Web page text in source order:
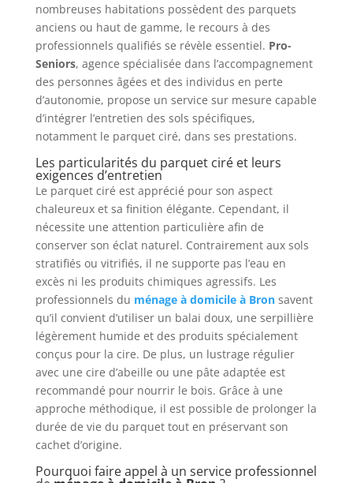
nombreuses habitations possèdent des parquets
anciens ou haut de gamme, le recours à des
professionnels qualifiés se révèle essentiel. Pro-
Seniors, agence spécialisée dans l’accompagnement
des personnes âgées et des individus en perte
d’autonomie, propose un service sur mesure capable
d’intégrer l’entretien des sols spécifiques,
notamment le parquet ciré, dans ses prestations.
Les particularités du parquet ciré et leurs
exigences d’entretien
Le parquet ciré est apprécié pour son aspect
chaleureux et sa finition élégante. Cependant, il
nécessite une attention particulière afin de
conserver son éclat naturel. Contrairement aux sols
stratifiés ou vitrifiés, il ne supporte pas l’eau en
excès ni les produits chimiques agressifs. Les
professionnels du ménage à domicile à Bron savent
qu’il convient d’utiliser un balai doux, une serpillière
légèrement humide et des produits spécialement
conçus pour la cire. De plus, un lustrage régulier
avec une cire d’abeille ou une pâte adaptée est
recommandé pour nourrir le bois. Grâce à une
approche méthodique, il est possible de prolonger la
durée de vie du parquet tout en préservant son
cachet d’origine.
Pourquoi faire appel à un service professionnel